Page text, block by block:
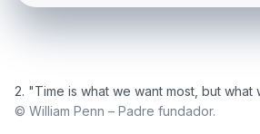
© William Penn – Padre fundador.